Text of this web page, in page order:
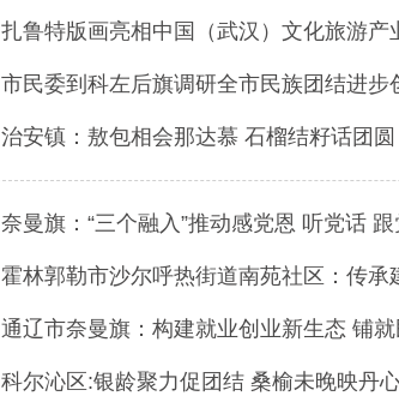
扎鲁特版画亮相中国（武汉）文化旅游
市民委到科左后旗调研全市民族团结进步
治安镇：敖包相会那达慕 石榴结籽话团圆
奈曼旗：“三个融入”推动感党恩 听党话
霍林郭勒市沙尔呼热街道南苑社区：传承
通辽市奈曼旗：构建就业创业新生态 铺
科尔沁区:银龄聚力促团结 桑榆未晚映丹